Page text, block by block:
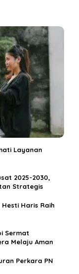
Layanan
2025-2030,
Strategis
Haris Raih
Sermat
Melaju Aman
Perkara PN